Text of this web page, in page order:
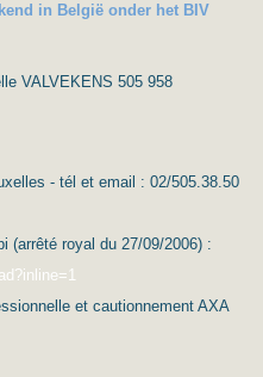
in België onder het BIV
VALVEKENS 505 958
- tél et email : 02/505.38.50
(arrêté royal du 27/09/2006) :
et cautionnement AXA